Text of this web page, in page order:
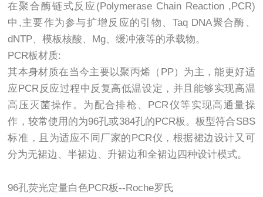
在聚合酶链式反应(Polymerase Chain Reaction ,PCR)
中,主要作为参与扩增反应的引物、Taq DNA聚合酶、
dNTP、模板核酸、Mg、缓冲液等的承载物。
PCR板材质:
其本身材质在当今主要以聚丙烯（PP）为主，能更好适
应PCR反应过程中反复高低温设定，并且能够实现高温
高压灭菌操作。为配合排枪、PCR仪等实现高通量操
作，较常使用的为96孔或384孔的PCR板。板型符合SBS
标准，且为适应不同厂家的PCR仪，根据裙边设计又可
分为无裙边、半裙边、升裙边和全裙边四种设计模式。
96孔荧光定量白色PCR板--Roche罗氏